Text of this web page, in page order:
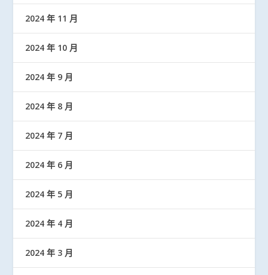
2024 年 11 月
2024 年 10 月
2024 年 9 月
2024 年 8 月
2024 年 7 月
2024 年 6 月
2024 年 5 月
2024 年 4 月
2024 年 3 月